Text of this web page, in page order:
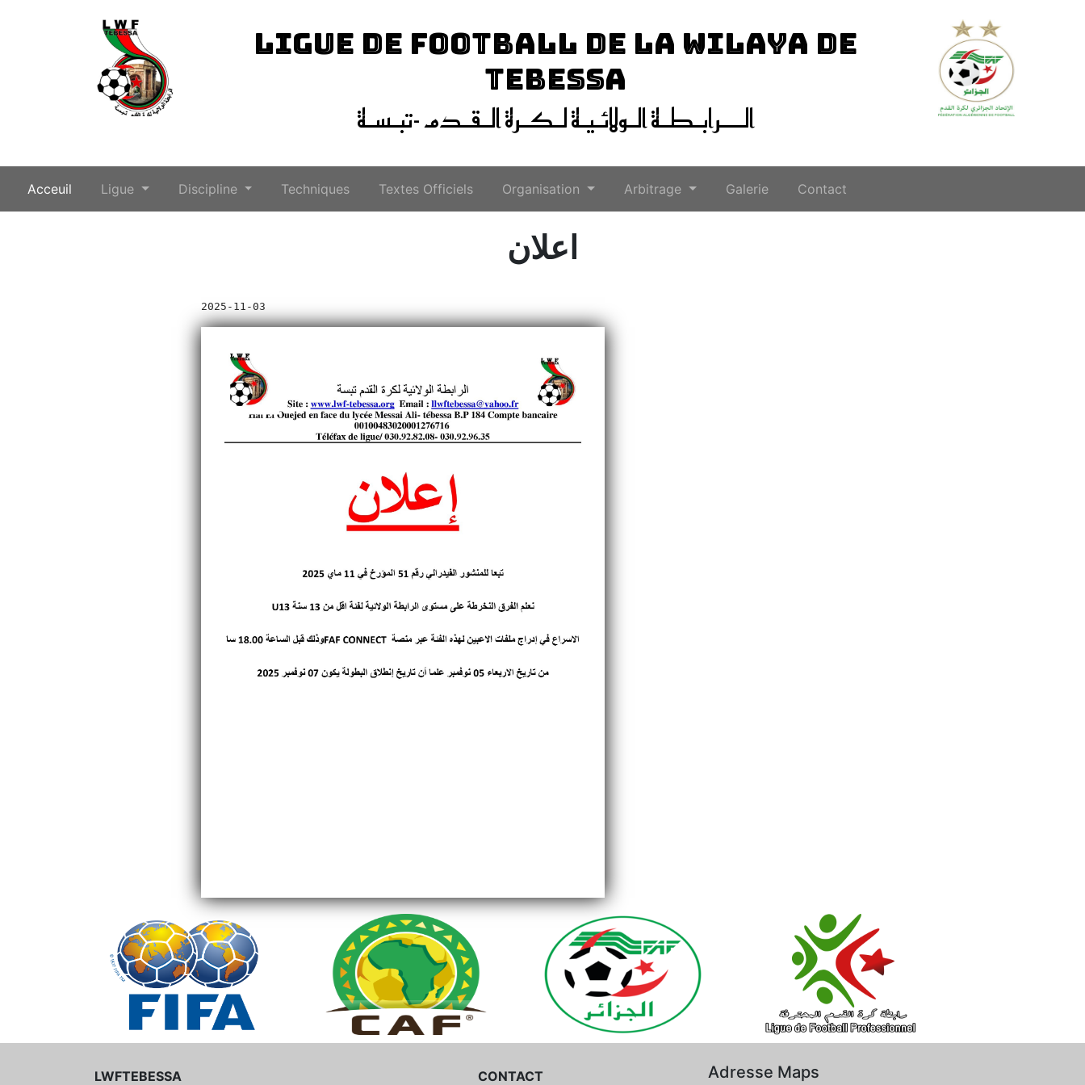
LIGUE DE FOOTBALL DE LA WILAYA DE
TEBESSA
الـــرابـطـة الـولائـيـة لـكـرة الـقـدم -تبـسـة
Acceuil (current)
Ligue Discipline Techniques Textes Officiels Organisation Arbitrage Galerie Contact
اعلان
2025-11-03
LWFTEBESSA CONTACT Adresse Maps